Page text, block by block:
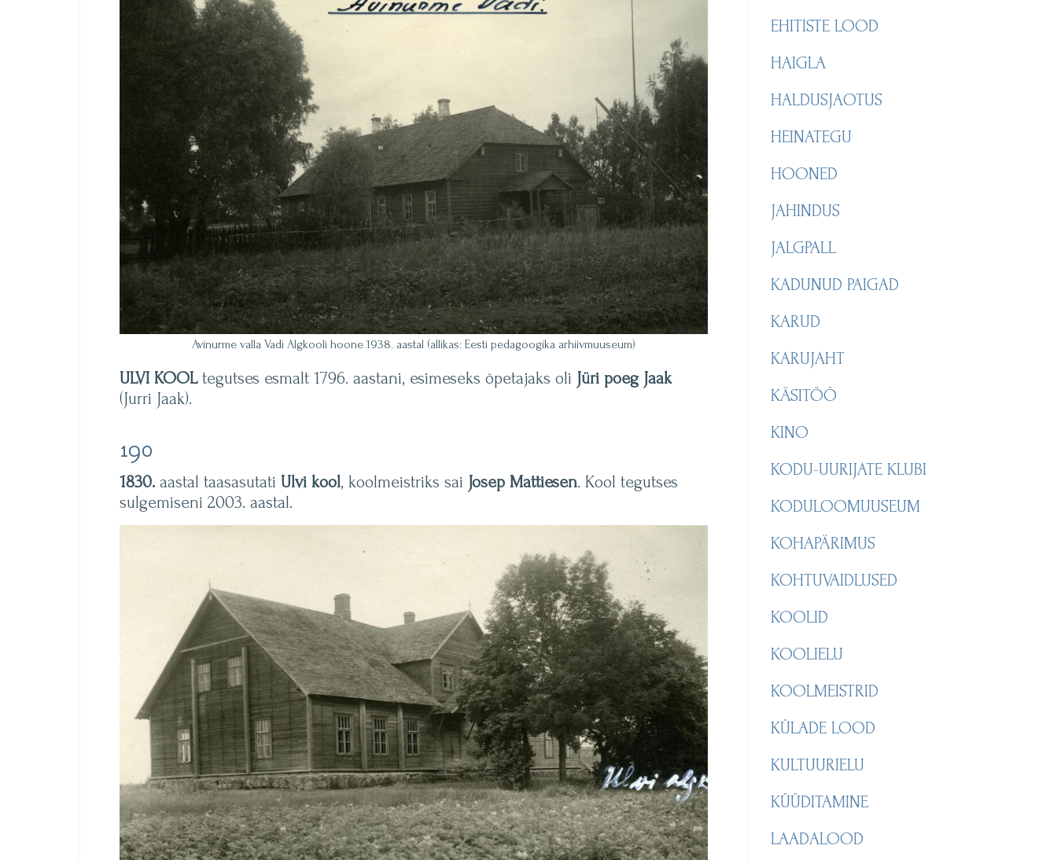
Avinurme valla Vadi Algkooli hoone 1938. aastal (allikas: Eesti pedagoogika arhiivmuuseum)
ULVI KOOLtegutses esmalt 1796. aastani, esimeseks õpetajaks oli Jüri poeg Jaak
(Jurri Jaak).
190
1830. aastal taasasutati Ulvi kool, koolmeistriks sai Josep Mattiesen. Kool tegutses
sulgemiseni 2003. aastal.
EHITISTE LOOD
HAIGLA
HALDUSJAOTUS
HEINATEGU
HOONED
JAHINDUS
JALGPALL
KADUNUD PAIGAD
KARUD
KARUJAHT
KÄSITÖÖ
KINO
KODU-UURIJATE KLUBI
KODULOOMUUSEUM
KOHAPÄRIMUS
KOHTUVAIDLUSED
KOOLID
KOOLIELU
KOOLMEISTRID
KÜLADE LOOD
KULTUURIELU
KÜÜDITAMINE
LAADALOOD